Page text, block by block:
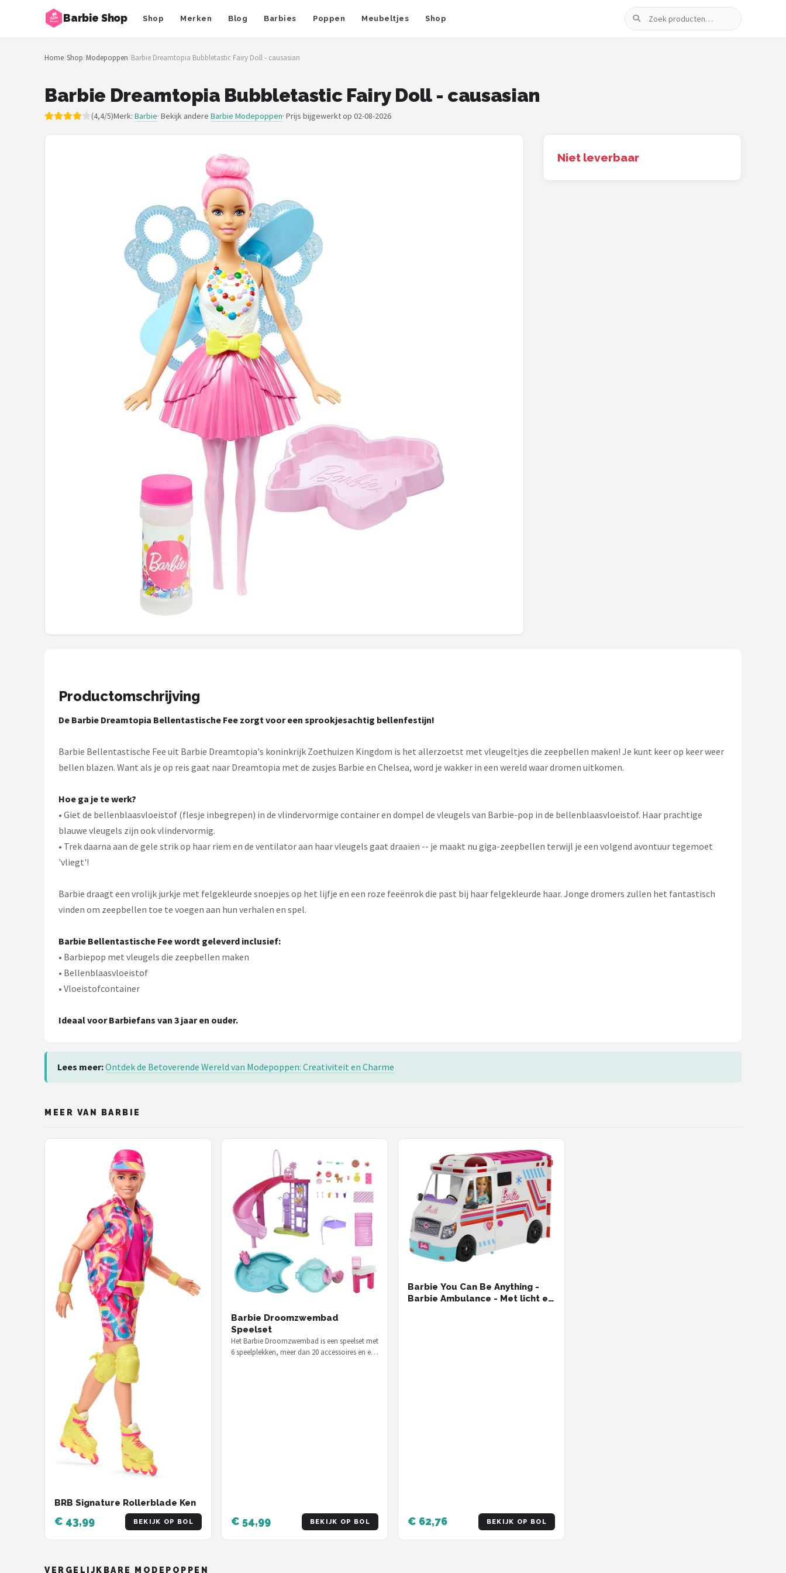
Barbie Shop Shop Merken Blog Barbies Poppen Meubeltjes Shop
Zoeken
Zoeken
NAVIGATIE
Merken
Home/Shop/Modepoppen/Barbie Dreamtopia Bubbletastic Fairy Doll - causasian
Barbie Dreamtopia Bubbletastic Fairy Doll - causasian
(4,4/5)Merk: Barbie· Bekijk andere Barbie Modepoppen· Prijs bijgewerkt op 02-08-2026
Niet leverbaar
Productomschrijving
De Barbie Dreamtopia Bellentastische Fee zorgt voor een sprookjesachtig bellenfestijn!
Barbie Bellentastische Fee uit Barbie Dreamtopia's koninkrijk Zoethuizen Kingdom is het allerzoetst met vleugeltjes die zeepbellen maken! Je kunt keer op keer weer
bellen blazen. Want als je op reis gaat naar Dreamtopia met de zusjes Barbie en Chelsea, word je wakker in een wereld waar dromen uitkomen.
Hoe ga je te werk?
• Giet de bellenblaasvloeistof (flesje inbegrepen) in de vlindervormige container en dompel de vleugels van Barbie-pop in de bellenblaasvloeistof. Haar prachtige
blauwe vleugels zijn ook vlindervormig.
• Trek daarna aan de gele strik op haar riem en de ventilator aan haar vleugels gaat draaien -- je maakt nu giga-zeepbellen terwijl je een volgend avontuur tegemoet
'vliegt'!
Barbie draagt een vrolijk jurkje met felgekleurde snoepjes op het lijfje en een roze feeënrok die past bij haar felgekleurde haar. Jonge dromers zullen het fantastisch
vinden om zeepbellen toe te voegen aan hun verhalen en spel.
Barbie Bellentastische Fee wordt geleverd inclusief:
• Barbiepop met vleugels die zeepbellen maken
• Bellenblaasvloeistof
• Vloeistofcontainer
Ideaal voor Barbiefans van 3 jaar en ouder.
Lees meer:Ontdek de Betoverende Wereld van Modepoppen: Creativiteit en Charme
MEER VAN BARBIE
BRB Signature Rollerblade Ken
€ 43,99 BEKIJK OP BOL
Barbie Droomzwembad
Speelset
Het Barbie Droomzwembad is een speelset met
6 speelplekken, meer dan 20 accessoires en een
€ 54,99 BEKIJK OP BOL
Barbie You Can Be Anything -
Barbie Ambulance - Met licht en
€ 62,76 BEKIJK OP BOL
VERGELIJKBARE MODEPOPPEN